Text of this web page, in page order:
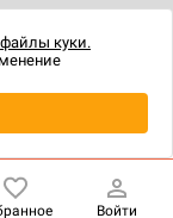
Войти
файлы куки.